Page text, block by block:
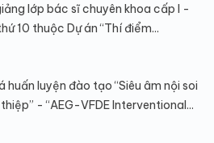
lớp bác sĩ chuyên khoa cấp I -
10 thuộc Dự án “Thí điểm...
huấn luyện đào tạo “Siêu âm nội soi
- “AEG-VFDE Interventional...